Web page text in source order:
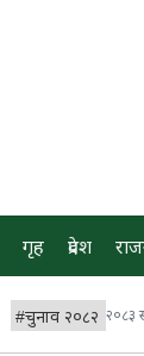
गृह प्रदेश
#चुनाव २०८२ २०८३